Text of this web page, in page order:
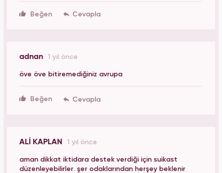
Beğen
adnan 1 yıl önce
öve öve bitiremediğiniz avrupa
Beğen
ALİ KAPLAN 1 yıl önce
aman dikkat iktidara destek verdiği için suikast
düzenleyebilirler. şer odaklarından herşey beklenir